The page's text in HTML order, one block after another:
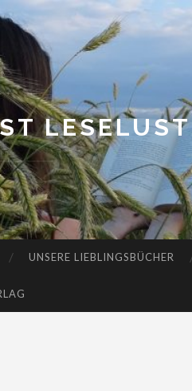
LESELUST
UNSERE LIEBLINGSBÜCHER